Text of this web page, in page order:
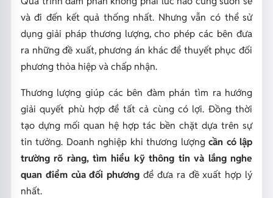
và đi đến kết quả thống nhất. Nhưng vẫn có thể sử
dụng giải pháp thương lượng, cho phép các bên đưa
ra những đề xuất, phương án khác để thuyết phục đối
phương thỏa hiệp và chấp nhận.
Thương lượng giúp các bên đàm phán tìm ra hướng
giải quyết phù hợp để tất cả cùng có lợi. Đồng thời
tạo dựng mối quan hệ hợp tác bền chặt dựa trên sự
tin tưởng. Doanh nghiệp khi thương lượngcần có lập
trường rõ ràng, tìm hiểu kỹ thông tin và lắng nghe
quan điểm của đối phương để đưa ra đề xuất hợp lý
nhất.